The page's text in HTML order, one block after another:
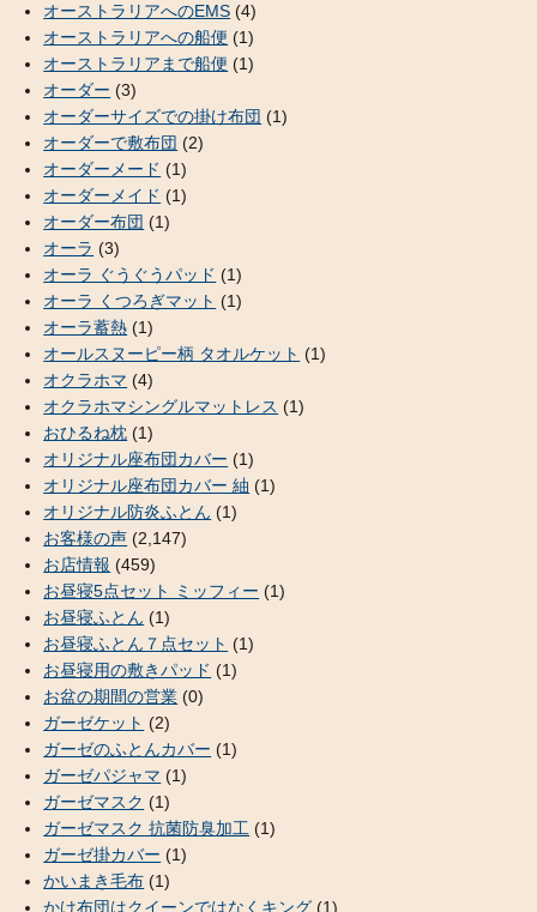
オーストラリアへのEMS (4)
オーストラリアへの船便 (1)
オーストラリアまで船便 (1)
オーダー (3)
オーダーサイズでの掛け布団 (1)
オーダーで敷布団 (2)
オーダーメード (1)
オーダーメイド (1)
オーダー布団 (1)
オーラ (3)
オーラ ぐうぐうパッド (1)
オーラ くつろぎマット (1)
オーラ蓄熱 (1)
オールスヌーピー柄 タオルケット (1)
オクラホマ (4)
オクラホマシングルマットレス (1)
おひるね枕 (1)
オリジナル座布団カバー (1)
オリジナル座布団カバー 紬 (1)
オリジナル防炎ふとん (1)
お客様の声 (2,147)
お店情報 (459)
お昼寝5点セット ミッフィー (1)
お昼寝ふとん (1)
お昼寝ふとん７点セット (1)
お昼寝用の敷きパッド (1)
お盆の期間の営業 (0)
ガーゼケット (2)
ガーゼのふとんカバー (1)
ガーゼパジャマ (1)
ガーゼマスク (1)
ガーゼマスク 抗菌防臭加工 (1)
ガーゼ掛カバー (1)
かいまき毛布 (1)
かけ布団はクイーンではなくキング (1)